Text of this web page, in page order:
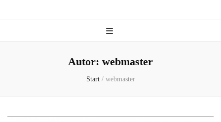
Autor: webmaster
Start / webmaster